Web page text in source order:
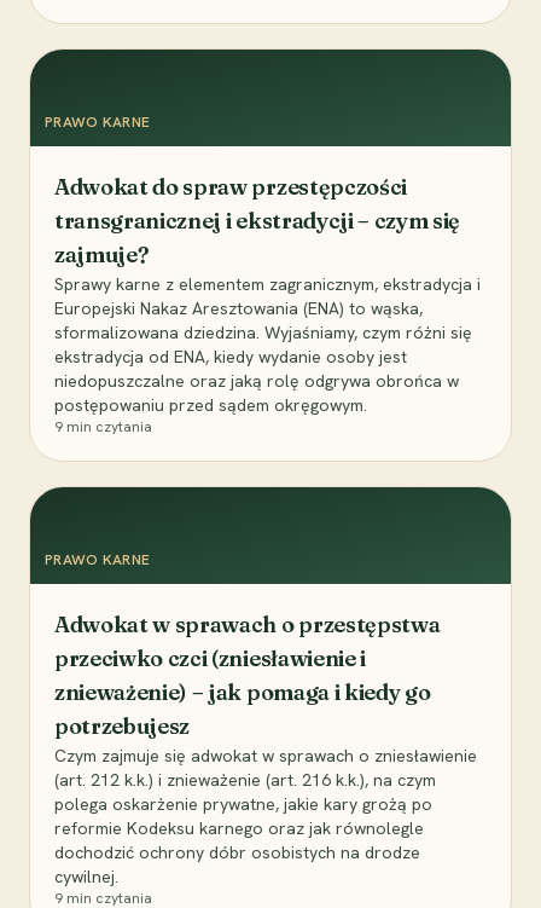
PRAWO KARNE
Adwokat do spraw przestępczości
transgranicznej i ekstradycji – czym się
zajmuje?
Sprawy karne z elementem zagranicznym, ekstradycja i
Europejski Nakaz Aresztowania (ENA) to wąska,
sformalizowana dziedzina. Wyjaśniamy, czym różni się
ekstradycja od ENA, kiedy wydanie osoby jest
niedopuszczalne oraz jaką rolę odgrywa obrońca w
postępowaniu przed sądem okręgowym.
9 min czytania
PRAWO KARNE
Adwokat w sprawach o przestępstwa
przeciwko czci (zniesławienie i
znieważenie) – jak pomaga i kiedy go
potrzebujesz
Czym zajmuje się adwokat w sprawach o zniesławienie
(art. 212 k.k.) i znieważenie (art. 216 k.k.), na czym
polega oskarżenie prywatne, jakie kary grożą po
reformie Kodeksu karnego oraz jak równolegle
dochodzić ochrony dóbr osobistych na drodze
cywilnej.
9 min czytania